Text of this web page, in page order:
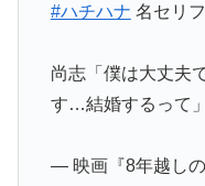
#ハチハナ 名セリ
尚志「僕は大丈夫
す…結婚するって」
— 映画『8年越し